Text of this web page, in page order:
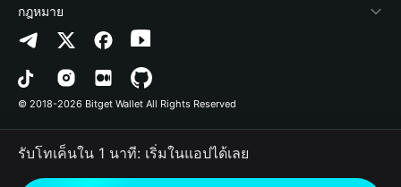
ติดต่อเรา
ทรัพยากรข้อมูลของแบรนด์
อาชีพ
Altcoin Season Index
Prediction Markets
DApp
RWA
ลิสต์โปรเจกต์
การตรวจจับการอนุญาต
การตรวจจับสัญญา
การโอนเป็นชุด
Arbitrum
Avalanche
Bitcoin
Polygon
กฎหมาย
นโยบายความเป็นส่วนตัว
ข้อตกลงในการใช้บริการ
© 2018-2026 Bitget Wallet All Rights Reserved
รับโทเค็นใน 1 นาที: เริ่มในแอปได้เลย